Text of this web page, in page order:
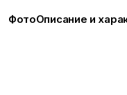
Герметик
ФотоОписание и